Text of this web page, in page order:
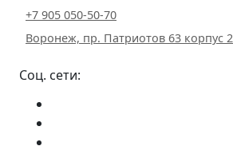
+7 905 050-50-70
Воронеж, пр. Патриотов 63 корпус 2
Соц. сети: